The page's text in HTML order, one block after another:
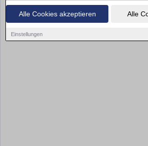
Alle Cookies akzeptieren Alle
Einstellungen